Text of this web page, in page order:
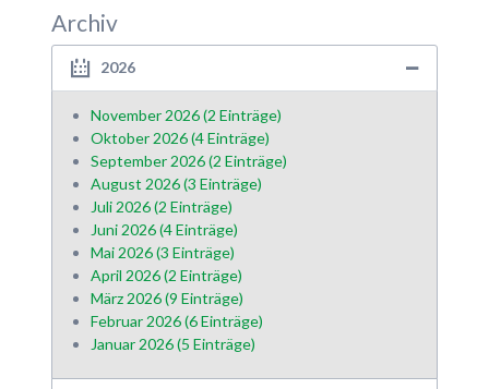
Archiv
2026
November 2026 (2 Einträge)
Oktober 2026 (4 Einträge)
September 2026 (2 Einträge)
August 2026 (3 Einträge)
Juli 2026 (2 Einträge)
Juni 2026 (4 Einträge)
Mai 2026 (3 Einträge)
April 2026 (2 Einträge)
März 2026 (9 Einträge)
Februar 2026 (6 Einträge)
Januar 2026 (5 Einträge)